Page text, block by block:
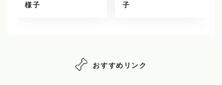
様子
子
おすすめリンク